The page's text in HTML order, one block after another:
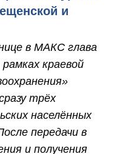
и
в МАКС глава
краевой
трёх
населённых
передачи в
и получения